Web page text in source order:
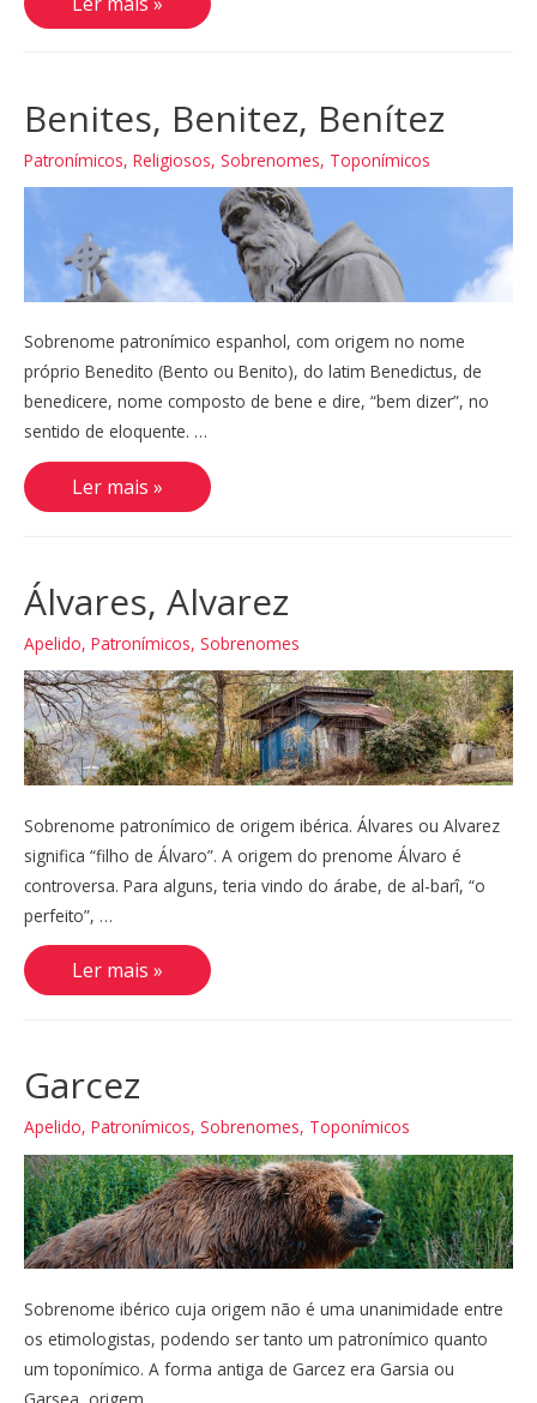
Alonzo
Benites, Benitez, Benítez
Patronímicos, Religiosos, Sobrenomes, Toponímicos
Sobrenome patronímico espanhol, com origem no nome
próprio Benedito (Bento ou Benito), do latim Benedictus, de
benedicere, nome composto de bene e dire, “bem dizer”, no
sentido de eloquente. …
Benites,
Benitez,
Benítez
Ler mais »
Álvares, Alvarez
Apelido, Patronímicos, Sobrenomes
Sobrenome patronímico de origem ibérica. Álvares ou Alvarez
significa “filho de Álvaro”. A origem do prenome Álvaro é
controversa. Para alguns, teria vindo do árabe, de al-barî, “o
perfeito”, …
Álvares,
Alvarez
Ler mais »
Garcez
Apelido, Patronímicos, Sobrenomes, Toponímicos
Sobrenome ibérico cuja origem não é uma unanimidade entre
os etimologistas, podendo ser tanto um patronímico quanto
um toponímico. A forma antiga de Garcez era Garsia ou